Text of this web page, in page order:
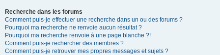
Recherche dans les forums
Comment puis-je effectuer une recherche dans un ou des forums ?
Pourquoi ma recherche ne renvoie aucun résultat ?
Pourquoi ma recherche renvoie à une page blanche ?!
Comment puis-je rechercher des membres ?
Comment puis-je retrouver mes propres messages et sujets ?